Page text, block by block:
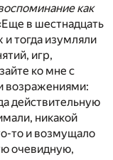
как
в шестнадцать
тогда изумляли
игр,
ко мне с
возражениями:
действительную
никакой
то и возмущало
очевидную,